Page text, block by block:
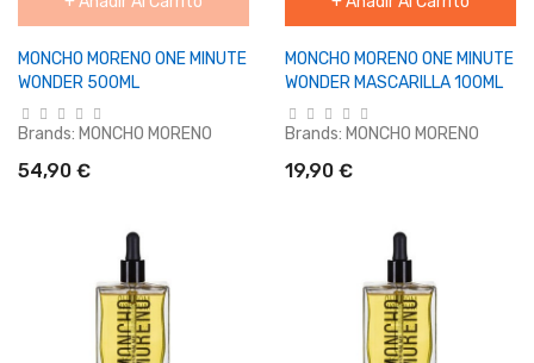
MONCHO MORENO ONE MINUTE
WONDER 500ML
Brands: MONCHO MORENO
54,90 €
MONCHO MORENO ONE MINUTE
WONDER MASCARILLA 100ML
Brands: MONCHO MORENO
19,90 €